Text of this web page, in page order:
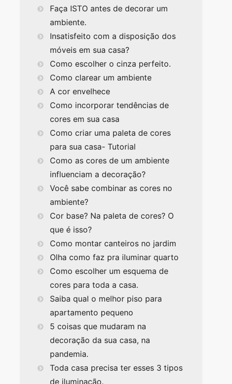
Faça ISTO antes de decorar um
ambiente.
Insatisfeito com a disposição dos
móveis em sua casa?
Como escolher o cinza perfeito.
Como clarear um ambiente
A cor envelhece
Como incorporar tendências de
cores em sua casa
Como criar uma paleta de cores
para sua casa- Tutorial
Como as cores de um ambiente
influenciam a decoração?
Você sabe combinar as cores no
ambiente?
Cor base? Na paleta de cores? O
que é isso?
Como montar canteiros no jardim
Olha como faz pra iluminar quarto
Como escolher um esquema de
cores para toda a casa.
Saiba qual o melhor piso para
apartamento pequeno
5 coisas que mudaram na
decoração da sua casa, na
pandemia.
Toda casa precisa ter esses 3 tipos
de iluminação.